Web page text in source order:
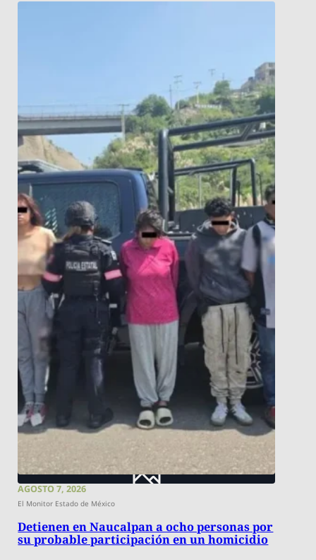
AGOSTO 7, 2026
El Monitor Estado de México
Detienen en Naucalpan a ocho personas por
su probable participación en un homicidio